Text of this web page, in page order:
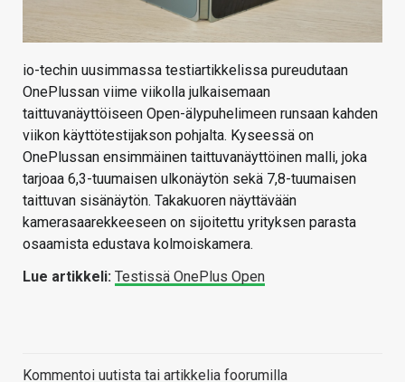
io-techin uusimmassa testiartikkelissa pureudutaan
OnePlussan viime viikolla julkaisemaan
taittuvanäyttöiseen Open-älypuhelimeen runsaan kahden
viikon käyttötestijakson pohjalta. Kyseessä on
OnePlussan ensimmäinen taittuvanäyttöinen malli, joka
tarjoaa 6,3-tuumaisen ulkonäytön sekä 7,8-tuumaisen
taittuvan sisänäytön. Takakuoren näyttävään
kamerasaarekkeeseen on sijoitettu yrityksen parasta
osaamista edustava kolmoiskamera.
Lue artikkeli: Testissä OnePlus Open
Kommentoi uutista tai artikkelia foorumilla